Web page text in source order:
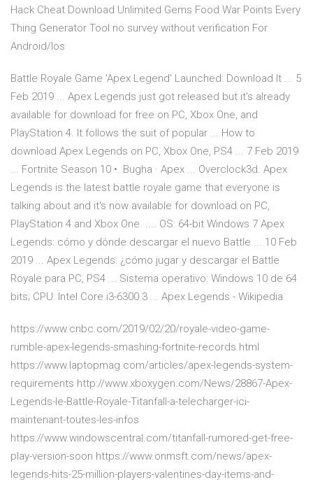
Hack Cheat Download Unlimited Gems Food War Points Every
Thing Generator Tool no survey without verification For
Android/Ios
Battle Royale Game 'Apex Legend' Launched: Download It ... 5
Feb 2019 ... Apex Legends just got released but it's already
available for download for free on PC, Xbox One, and
PlayStation 4. It follows the suit of popular ... How to
download Apex Legends on PC, Xbox One, PS4 ... 7 Feb 2019
... Fortnite Season 10 •. Bugha · Apex ... Overclock3d. Apex
Legends is the latest battle royale game that everyone is
talking about and it's now available for download on PC,
PlayStation 4 and Xbox One. .... OS: 64-bit Windows 7 Apex
Legends: cómo y dónde descargar el nuevo Battle ... 10 Feb
2019 ... Apex Legends: ¿cómo jugar y descargar el Battle
Royale para PC, PS4 ... Sistema operativo: Windows 10 de 64
bits; CPU: Intel Core i3-6300 3 ... Apex Legends - Wikipedia
https://www.cnbc.com/2019/02/20/royale-video-game-
rumble-apex-legends-smashing-fortnite-records.html
https://www.laptopmag.com/articles/apex-legends-system-
requirements http://www.xboxygen.com/News/28867-Apex-
Legends-le-Battle-Royale-Titanfall-a-telecharger-ici-
maintenant-toutes-les-infos
https://www.windowscentral.com/titanfall-rumored-get-free-
play-version-soon https://www.onmsft.com/news/apex-
legends-hits-25-million-players-valentines-day-items-and-